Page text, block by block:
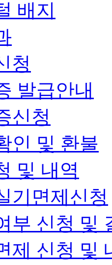
배지
청
발급안내
신청
인 및 환불
및 내역
기면제신청
부 신청 및
제 신청 및